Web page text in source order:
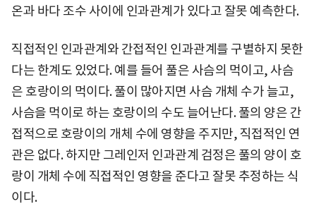
온과 바다 조수 사이에 인과관계가 있다고 잘못 예측한다.
직접적인 인과관계와 간접적인 인과관계를 구별하지 못한
다는 한계도 있었다. 예를 들어 풀은 사슴의 먹이고, 사슴
은 호랑이의 먹이다. 풀이 많아지면 사슴 개체 수가 늘고,
사슴을 먹이로 하는 호랑이의 수도 늘어난다. 풀의 양은 간
접적으로 호랑이의 개체 수에 영향을 주지만, 직접적인 연
관은 없다. 하지만 그레인저 인과관계 검정은 풀의 양이 호
랑이 개체 수에 직접적인 영향을 준다고 잘못 추정하는 식
이다.